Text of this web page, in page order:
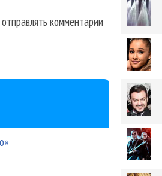
комментарии